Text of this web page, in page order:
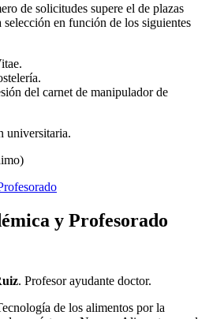
de solicitudes supere el de plazas
selección en función de los siguientes
del carnet de manipulador de
universitaria.
y Profesorado
. Profesor ayudante doctor.
de los alimentos por la